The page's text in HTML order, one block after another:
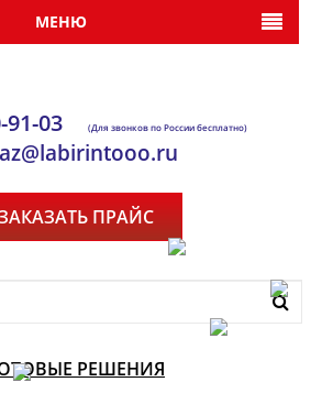
МЕНЮ
91-03 (Для звонков по России бесплатно)
ПРАЙС
РЕШЕНИЯ